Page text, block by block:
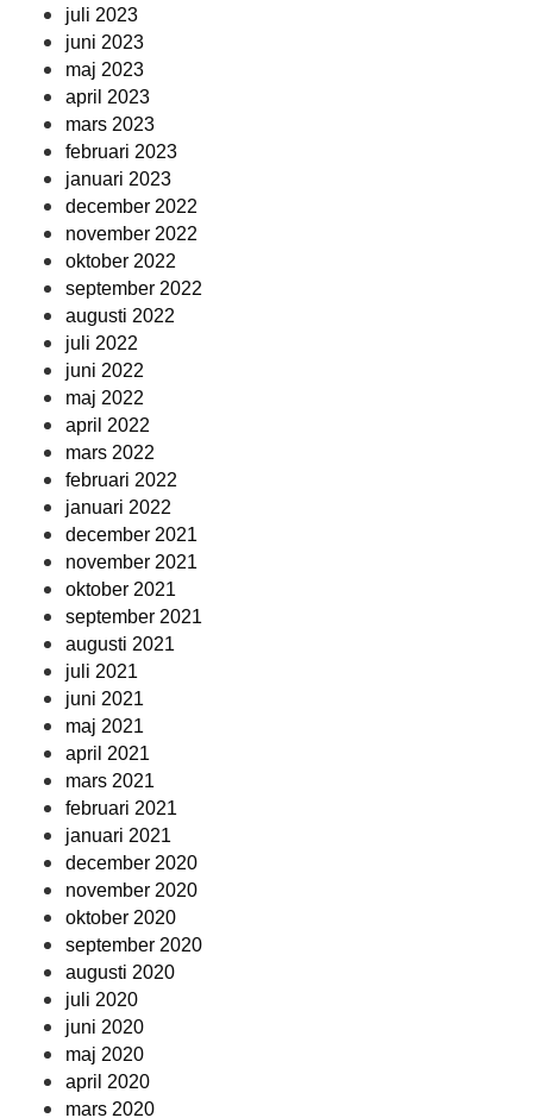
juli 2023
juni 2023
maj 2023
april 2023
mars 2023
februari 2023
januari 2023
december 2022
november 2022
oktober 2022
september 2022
augusti 2022
juli 2022
juni 2022
maj 2022
april 2022
mars 2022
februari 2022
januari 2022
december 2021
november 2021
oktober 2021
september 2021
augusti 2021
juli 2021
juni 2021
maj 2021
april 2021
mars 2021
februari 2021
januari 2021
december 2020
november 2020
oktober 2020
september 2020
augusti 2020
juli 2020
juni 2020
maj 2020
april 2020
mars 2020